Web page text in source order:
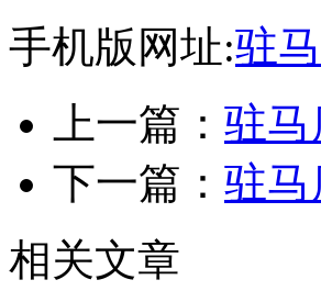
手机版网址:驻
上一篇： 驻马
下一篇： 驻马
相关文章